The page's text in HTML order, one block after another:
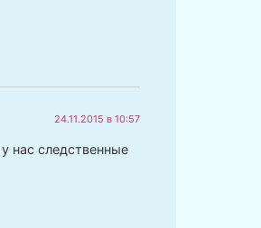
24.11.2015 в 10:57
нас следственные